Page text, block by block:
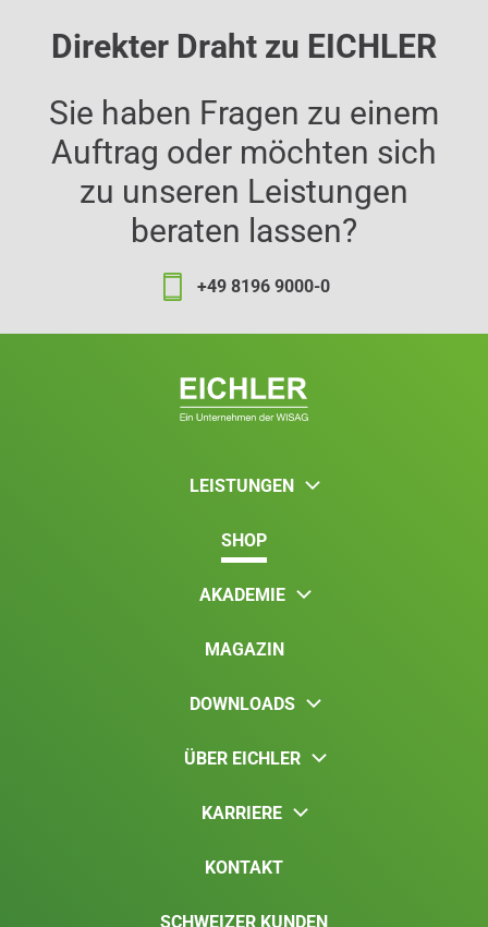
Direkter Draht zu EICHLER
Sie haben Fragen zu einem
Auftrag oder möchten sich
zu unseren Leistungen
beraten lassen?
+49 8196 9000-0
LEISTUNGEN
SHOP
AKADEMIE
MAGAZIN
DOWNLOADS
ÜBER EICHLER
KARRIERE
KONTAKT
SCHWEIZER KUNDEN